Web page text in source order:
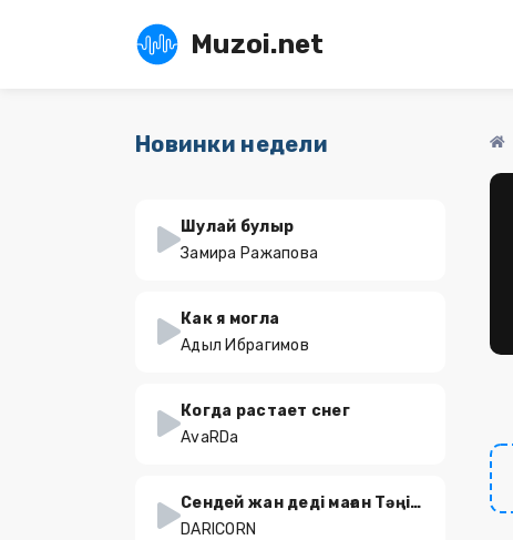
Muzoi.net
Новинки недели
Шулай булыр
Замира Ражапова
Как я могла
Адыл Ибрагимов
Когда растает снег
AvaRDa
Сендей жан деді маған Тәңір бермейді
DARICORN